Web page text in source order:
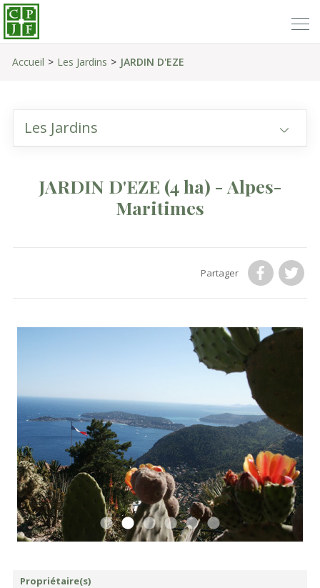
Accueil Les Jardins JARDIN D'EZE
Les Jardins
JARDIN D'EZE (4 ha) - Alpes-
Maritimes
Partager
Propriétaire(s)